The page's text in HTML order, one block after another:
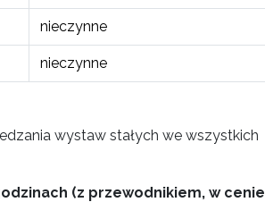
nieczynne
nieczynne
wystaw stałych we wszystkich
(z przewodnikiem, w cenie